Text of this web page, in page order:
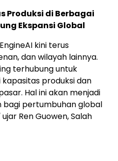
Produksi di Berbagai
Ekspansi Global
kini terus
dan wilayah lainnya.
terhubung untuk
produksi dan
Hal ini akan menjadi
bagi pertumbuhan global
Ren Guowen, Salah